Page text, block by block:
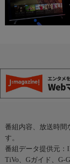
番組内容、放送時間
す。
番組データ提供元：
TiVo、Gガイド、G-